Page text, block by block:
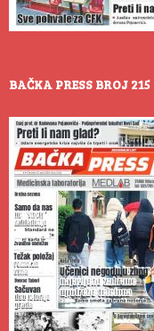
BAČKA PRESS BROJ 215